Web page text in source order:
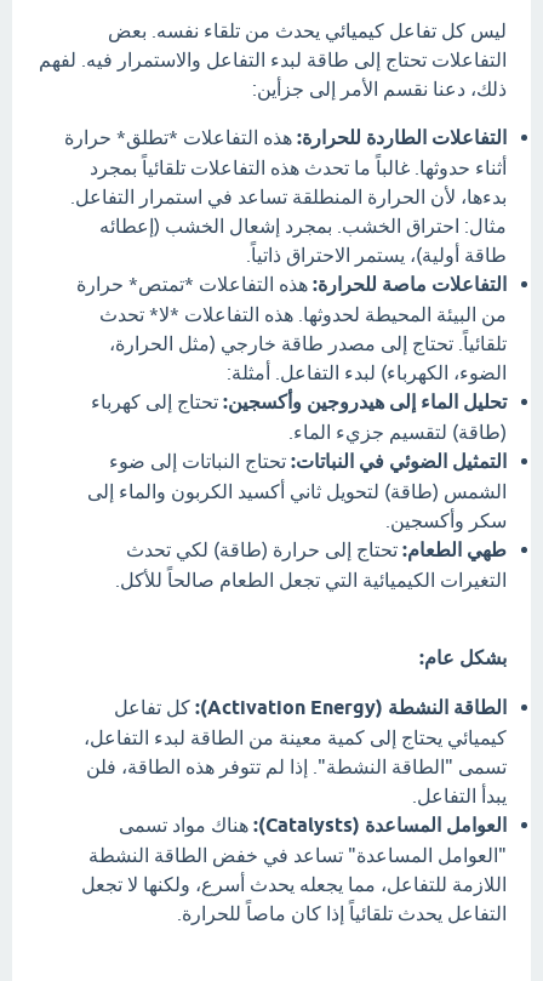
ليس كل تفاعل كيميائي يحدث من تلقاء نفسه. بعض
التفاعلات تحتاج إلى طاقة لبدء التفاعل والاستمرار فيه. لفهم
ذلك، دعنا نقسم الأمر إلى جزأين:
التفاعلات الطاردة للحرارة: هذه التفاعلات *تطلق* حرارة
أثناء حدوثها. غالباً ما تحدث هذه التفاعلات تلقائياً بمجرد
بدءها، لأن الحرارة المنطلقة تساعد في استمرار التفاعل.
مثال: احتراق الخشب. بمجرد إشعال الخشب (إعطائه
طاقة أولية)، يستمر الاحتراق ذاتياً.
التفاعلات ماصة للحرارة: هذه التفاعلات *تمتص* حرارة
من البيئة المحيطة لحدوثها. هذه التفاعلات *لا* تحدث
تلقائياً. تحتاج إلى مصدر طاقة خارجي (مثل الحرارة،
الضوء، الكهرباء) لبدء التفاعل. أمثلة:
تحليل الماء إلى هيدروجين وأكسجين: تحتاج إلى كهرباء
(طاقة) لتقسيم جزيء الماء.
التمثيل الضوئي في النباتات: تحتاج النباتات إلى ضوء
الشمس (طاقة) لتحويل ثاني أكسيد الكربون والماء إلى
سكر وأكسجين.
طهي الطعام: تحتاج إلى حرارة (طاقة) لكي تحدث
التغيرات الكيميائية التي تجعل الطعام صالحاً للأكل.
بشكل عام:
الطاقة النشطة (Activation Energy):
كل تفاعل
كيميائي يحتاج إلى كمية معينة من الطاقة لبدء التفاعل،
تسمى "الطاقة النشطة". إذا لم تتوفر هذه الطاقة، فلن
يبدأ التفاعل.
العوامل المساعدة (Catalysts):
هناك مواد تسمى
"العوامل المساعدة" تساعد في خفض الطاقة النشطة
اللازمة للتفاعل، مما يجعله يحدث أسرع، ولكنها لا تجعل
التفاعل يحدث تلقائياً إذا كان ماصاً للحرارة.